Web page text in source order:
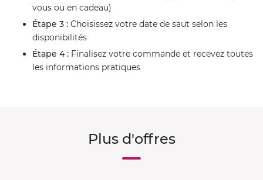
vous ou en cadeau)
Étape 3 : Choisissez votre date de saut selon les
disponibilités
Étape 4 : Finalisez votre commande et recevez toutes
les informations pratiques
Plus d'offres